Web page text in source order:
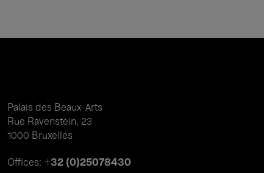
Palais des Beaux-Arts
Rue Ravenstein, 23
1000 Bruxelles
Offices: +32 (0)25078430